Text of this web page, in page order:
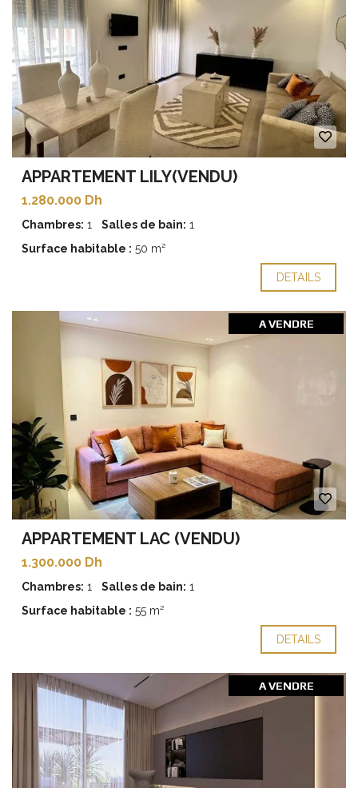
APPARTEMENT LILY(VENDU)
1.280.000 Dh
Chambres: 1 Salles de bain: 1
Surface habitable : 50 m²
DETAILS
A VENDRE
APPARTEMENT LAC (VENDU)
1.300.000 Dh
Chambres: 1 Salles de bain: 1
Surface habitable : 55 m²
DETAILS
A VENDRE